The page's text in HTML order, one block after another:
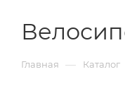
Главная — Каталог